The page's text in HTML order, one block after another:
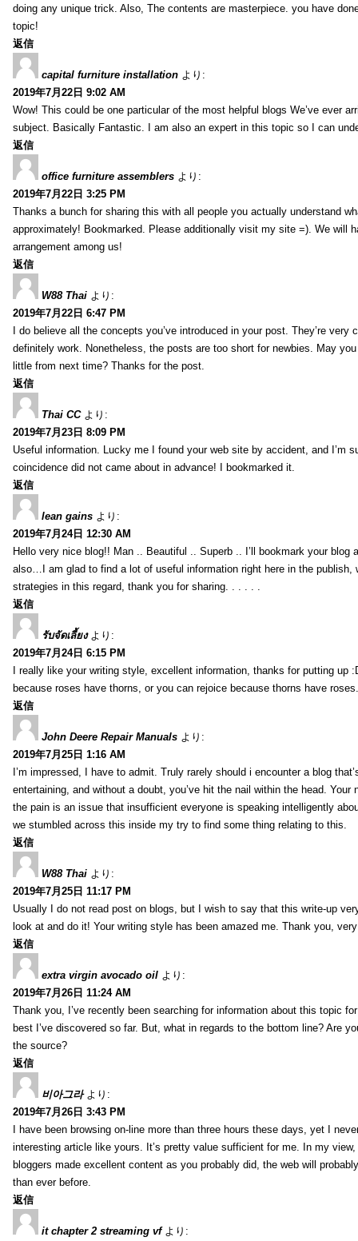
doing any unique trick. Also, The contents are masterpiece. you have
topic!
返信
capital furniture installation より:
2019年7月22日 9:02 AM
Wow! This could be one particular of the most helpful blogs We’ve ever
subject. Basically Fantastic. I am also an expert in this topic so I can
返信
office furniture assemblers より:
2019年7月22日 3:25 PM
Thanks a bunch for sharing this with all people you actually understand
approximately! Bookmarked. Please additionally visit my site =). We will
arrangement among us!
返信
W88 Thai より:
2019年7月22日 6:47 PM
I do believe all the concepts you’ve introduced in your post. They’re very
definitely work. Nonetheless, the posts are too short for newbies. May
little from next time? Thanks for the post.
返信
Thai CC より:
2019年7月23日 8:09 PM
Useful information. Lucky me I found your web site by accident, and I’m
coincidence did not came about in advance! I bookmarked it.
返信
lean gains より:
2019年7月24日 12:30 AM
Hello very nice blog!! Man .. Beautiful .. Superb .. I’ll bookmark your blog
also…I am glad to find a lot of useful information right here in the publish,
strategies in this regard, thank you for sharing. . . . . .
返信
รับจัดเลี้ยง より:
2019年7月24日 6:15 PM
I really like your writing style, excellent information, thanks for putting up
because roses have thorns, or you can rejoice because thorns have
返信
John Deere Repair Manuals より:
2019年7月25日 1:16 AM
I’m impressed, I have to admit. Truly rarely should i encounter a blog
entertaining, and without a doubt, you’ve hit the nail within the head. Your
the pain is an issue that insufficient everyone is speaking intelligently
we stumbled across this inside my try to find some thing relating to this.
返信
W88 Thai より:
2019年7月25日 11:17 PM
Usually I do not read post on blogs, but I wish to say that this write-up
look at and do it! Your writing style has been amazed me. Thank you,
返信
extra virgin avocado oil より:
2019年7月26日 11:24 AM
Thank you, I’ve recently been searching for information about this topic
best I’ve discovered so far. But, what in regards to the bottom line? Are
the source?
返信
비아그라 より:
2019年7月26日 3:43 PM
I have been browsing on-line more than three hours these days, yet I
interesting article like yours. It’s pretty value sufficient for me. In my
bloggers made excellent content as you probably did, the web will
than ever before.
返信
it chapter 2 streaming vf より: